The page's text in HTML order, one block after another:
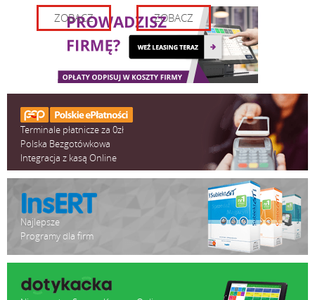
ZOBACZ ZOBACZ
Terminale płatnicze za 0zł
Polska Bezgotówkowa
Integracja z kasą Online
Najlepsze
Programy dla firm